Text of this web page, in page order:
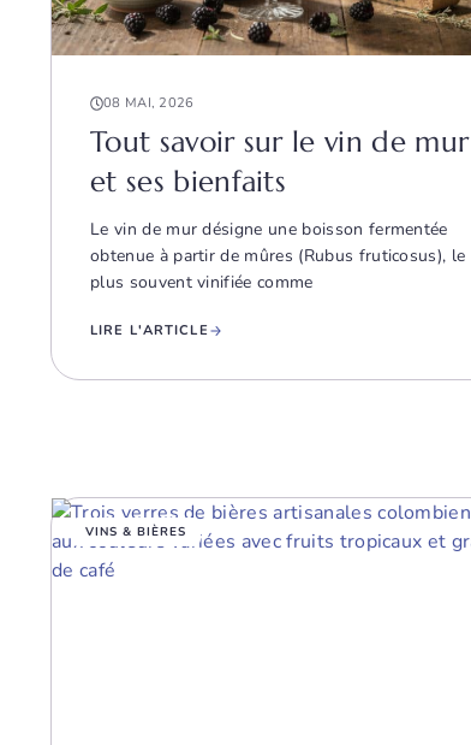
08 MAI, 2026
Tout savoir sur le vin de mur
et ses bienfaits
Le vin de mur désigne une boisson fermentée
obtenue à partir de mûres (Rubus fruticosus), le
plus souvent vinifiée comme
LIRE L'ARTICLE
VINS & BIÈRES